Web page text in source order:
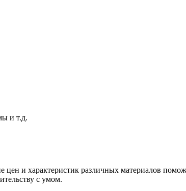
и т.д.
и характеристик различных материалов
с умом.